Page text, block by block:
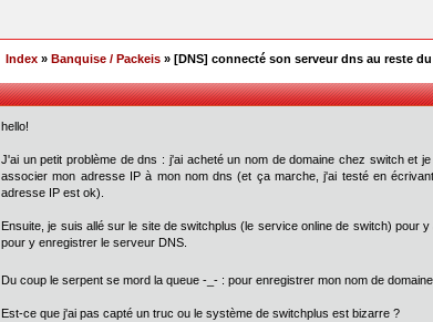
Index » Banquise / Packeis » [DNS] connecté son serveur dns au reste
hello!
J'ai un petit problème de dns : j'ai acheté un nom de domaine chez switch et
associer mon adresse IP à mon nom dns (et ça marche, j'ai testé en
adresse IP est ok).
Ensuite, je suis allé sur le site de switchplus (le service online de switch) pour
pour y enregistrer le serveur DNS.
Du coup le serpent se mord la queue -_- : pour enregistrer mon nom de
Est-ce que j'ai pas capté un truc ou le système de switchplus est bizarre ?